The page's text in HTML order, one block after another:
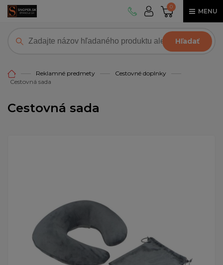
0
MENU
Hľadať
Reklamné predmety
Cestovné doplnky
Cestovná sada
Cestovná sada